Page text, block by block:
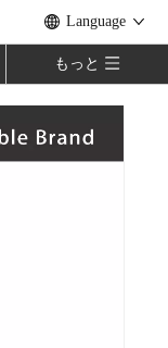
Language
もっと